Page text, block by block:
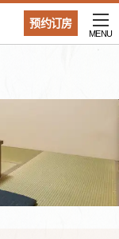
预约订房
MENU